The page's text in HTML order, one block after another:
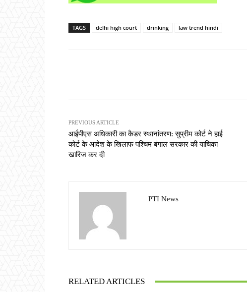
TAGS delhi high court drinking law trend hindi
PREVIOUS ARTICLE
आईपीएस अधिकारी का कैडर स्थानांतरण: सुप्रीम कोर्ट ने हाई
कोर्ट के आदेश के खिलाफ पश्चिम बंगाल सरकार की याचिका
खारिज कर दी
PTI News
RELATED ARTICLES